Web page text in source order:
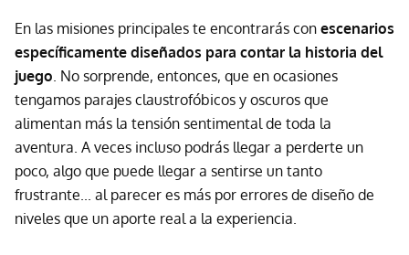
En las misiones principales te encontrarás con escenarios
específicamente diseñados para contar la historia del
juego . No sorprende, entonces, que en ocasiones
tengamos parajes claustrofóbicos y oscuros que
alimentan más la tensión sentimental de toda la
aventura. A veces incluso podrás llegar a perderte un
poco, algo que puede llegar a sentirse un tanto
frustrante... al parecer es más por errores de diseño de
niveles que un aporte real a la experiencia.